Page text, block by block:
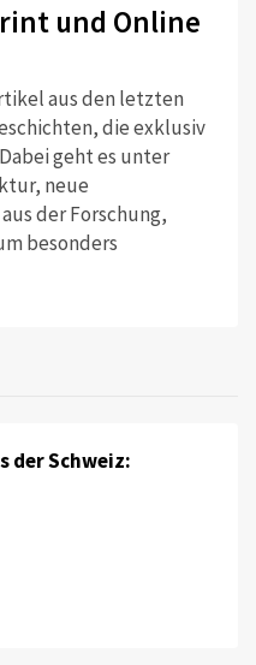
und Online
aus den letzten
die exklusiv
geht es unter
neue
der Forschung,
besonders
der Schweiz: